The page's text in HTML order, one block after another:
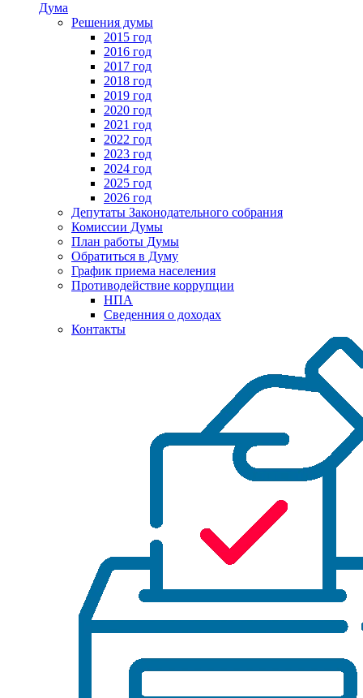
Дума
Решения думы
2015 год
2016 год
2017 год
2018 год
2019 год
2020 год
2021 год
2022 год
2023 год
2024 год
2025 год
2026 год
Депутаты Законодательного собрания
Комиссии Думы
План работы Думы
Обратиться в Думу
График приема населения
Противодействие коррупции
НПА
Сведенния о доходах
Контакты